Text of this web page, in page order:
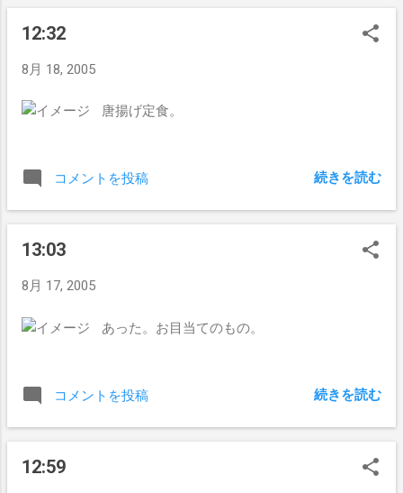
12:32
8月 18, 2005
唐揚げ定食。
コメントを投稿 続きを読む
13:03
8月 17, 2005
あった。お目当てのもの。
コメントを投稿 続きを読む
12:59